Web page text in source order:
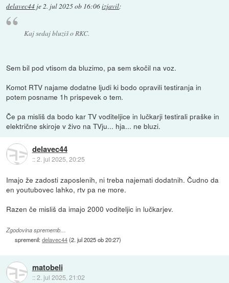
delavec44 je2. jul 2025 ob 16:06izjavil:
Kaj sedaj bluziš o RKC.
Sem bil pod vtisom da bluzimo, pa sem skočil na voz.
Komot RTV najame dodatne ljudi ki bodo opravili testiranja in
potem posname 1h prispevek o tem.
Če pa misliš da bodo kar TV voditeljice in lučkarji testirali praške in
električne skiroje v živo na TVju... hja... ne bluzi.
delavec44
::2. jul 2025, 20:25
Imajo že zadosti zaposlenih, ni treba najemati dodatnih. Čudno da
en youtubovec lahko, rtv pa ne more.
Razen če misliš da imajo 2000 voditeljic in lučkarjev.
Zgodovina sprememb…
spremenil:delavec44(2. jul 2025 ob 20:27)
matobeli
::2. jul 2025, 21:02